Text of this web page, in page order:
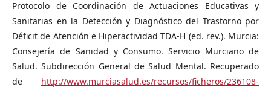
Protocolo de Coordinación de Actuaciones Educativas y
Sanitarias en la Detección y Diagnóstico del Trastorno por
Déficit de Atención e Hiperactividad TDA-H (ed. rev.). Murcia:
Consejería de Sanidad y Consumo. Servicio Murciano de
Salud. Subdirección General de Salud Mental. Recuperado
de http://www.murciasalud.es/recursos/ficheros/236108-